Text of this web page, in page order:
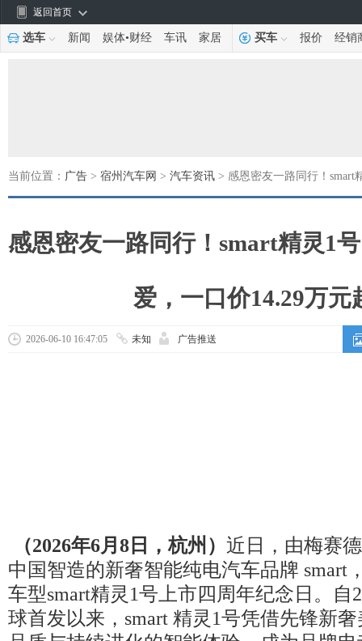
返回首页
选车 新闻 娱体•财经 车讯 家居 买车 报价 经销
当前位置： 广告 > 宿州汽车网 > 汽车资讯 > 感恩密友一路同行！smart
感恩密友一路同行！smart精灵1
爱，一口价14.29万元
2026-06-10 16:47:05 未知 广告推送
（2026年6月 8 日，杭州） 近日，由梅赛
中国智造的新奢智能纯电汽车品牌 smart
车型smart精灵1号上市四周年纪念日。自
球首发以来，smart 精灵1号凭借先锋新